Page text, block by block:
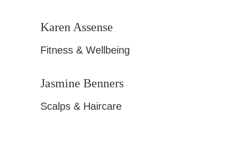
Karen Assense
Fitness & Wellbeing
Jasmine Benners
Scalps & Haircare